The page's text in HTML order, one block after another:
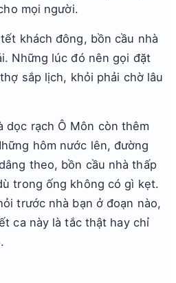
mọi người.
khách đông, bồn cầu nhà
Những lúc đó nên gọi đặt
sắp lịch, khỏi phải chờ lâu
dọc rạch Ô Môn còn thêm
hôm nước lên, đường
theo, bồn cầu nhà thấp
trong ống không có gì kẹt.
trước nhà bạn ở đoạn nào,
ca này là tắc thật hay chỉ